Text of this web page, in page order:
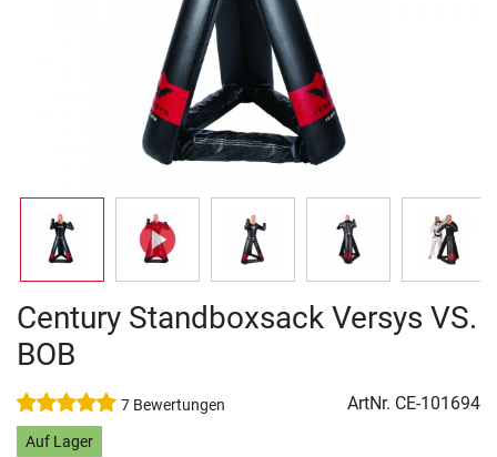
Century Standboxsack Versys VS.
BOB
7 Bewertungen ArtNr. CE-101694
Auf Lager